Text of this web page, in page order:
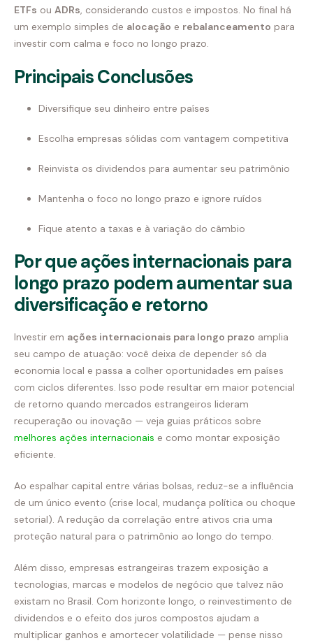
ETFs ou ADRs, considerando custos e impostos. No final há
um exemplo simples de alocação e rebalanceamento para
investir com calma e foco no longo prazo.
Principais Conclusões
Diversifique seu dinheiro entre países
Escolha empresas sólidas com vantagem competitiva
Reinvista os dividendos para aumentar seu patrimônio
Mantenha o foco no longo prazo e ignore ruídos
Fique atento a taxas e à variação do câmbio
Por que ações internacionais para
longo prazo podem aumentar sua
diversificação e retorno
Investir em ações internacionais para longo prazo amplia
seu campo de atuação: você deixa de depender só da
economia local e passa a colher oportunidades em países
com ciclos diferentes. Isso pode resultar em maior potencial
de retorno quando mercados estrangeiros lideram
recuperação ou inovação — veja guias práticos sobre
melhores ações internacionais e como montar exposição
eficiente.
Ao espalhar capital entre várias bolsas, reduz-se a influência
de um único evento (crise local, mudança política ou choque
setorial). A redução da correlação entre ativos cria uma
proteção natural para o patrimônio ao longo do tempo.
Além disso, empresas estrangeiras trazem exposição a
tecnologias, marcas e modelos de negócio que talvez não
existam no Brasil. Com horizonte longo, o reinvestimento de
dividendos e o efeito dos juros compostos ajudam a
multiplicar ganhos e amortecer volatilidade — pense nisso